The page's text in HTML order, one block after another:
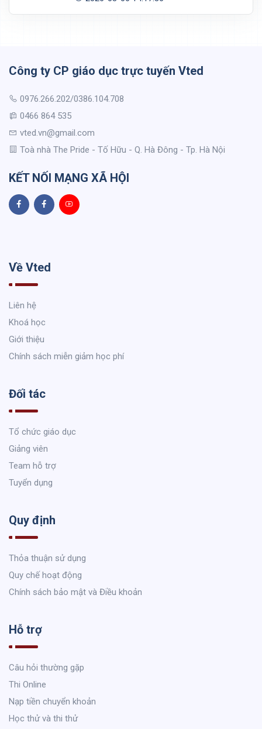
Công ty CP giáo dục trực tuyến Vted
0976.266.202/0386.104.708
0466 864 535
vted.vn@gmail.com
Toà nhà The Pride - Tố Hữu - Q. Hà Đông - Tp. Hà Nội
KẾT NỐI MẠNG XÃ HỘI
Về Vted
Liên hệ
Khoá học
Giới thiệu
Chính sách miễn giảm học phí
Đối tác
Tổ chức giáo dục
Giảng viên
Team hỗ trợ
Tuyển dụng
Quy định
Thỏa thuận sử dụng
Quy chế hoạt động
Chính sách bảo mật và Điều khoản
Hỗ trợ
Câu hỏi thường gặp
Thi Online
Nạp tiền chuyển khoản
Học thử và thi thử